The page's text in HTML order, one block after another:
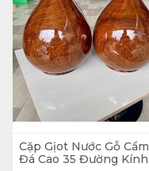
Cặp Gịot Nước Gỗ Cẩm
Đá Cao 35 Đường Kính